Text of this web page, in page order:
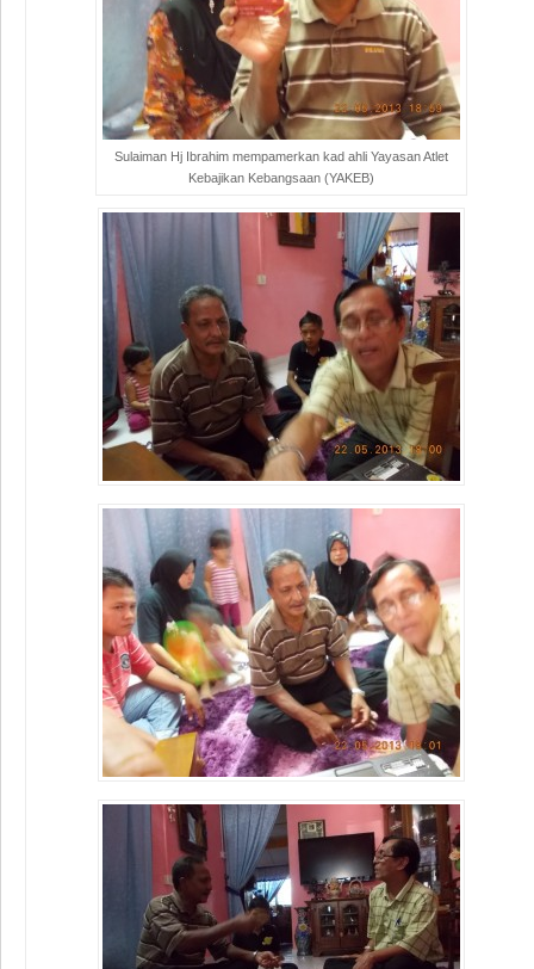
Sulaiman Hj Ibrahim mempamerkan kad ahli Yayasan Atlet
Kebajikan Kebangsaan (YAKEB)